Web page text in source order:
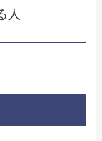
人